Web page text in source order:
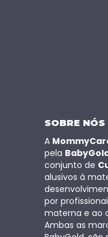
SOBRE NÓS
A
pela
conjunto de
alusivos à
por
materna e ao
Ambas as